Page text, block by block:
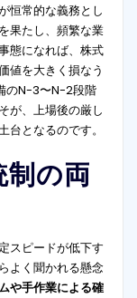
恒常的な義務とし
果たし、頻繁な業
態になれば、株式
値を大きく損なう
のN-3〜N-2段階
が、上場後の厳し
台となるのです。
の両
スピードが低下す
よく聞かれる懸念
や手作業による確